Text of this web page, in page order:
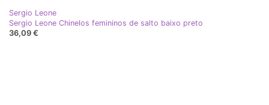
Sergio Leone
Sergio Leone Chinelos femininos de salto baixo preto
36,09 €